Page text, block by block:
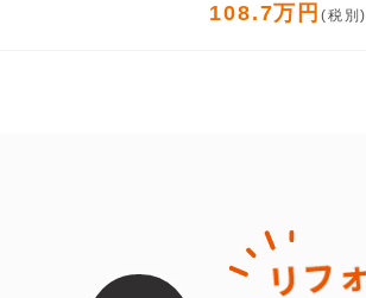
108.7万円 (税別)